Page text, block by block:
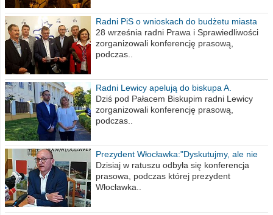
Radni PiS o wnioskach do budżetu miasta
na 2021 rok
28 września radni Prawa i Sprawiedliwości
zorganizowali konferencję prasową,
podczas..
Radni Lewicy apelują do biskupa A.
Wiesława Meringa
Dziś pod Pałacem Biskupim radni Lewicy
zorganizowali konferencję prasową,
podczas..
Prezydent Włocławka:"Dyskutujmy, ale nie
obrażajmy się”
Dzisiaj w ratuszu odbyła się konferencja
prasowa, podczas której prezydent
Włocławka..